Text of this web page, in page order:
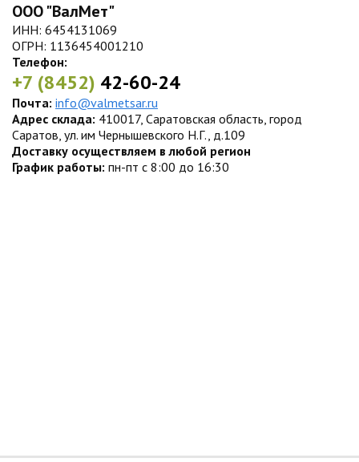
ООО "ВалМет"
ИНН: 6454131069
ОГРН: 1136454001210
Телефон:
+7 (8452) 42-60-24
Почта: info@valmetsar.ru
Адрес склада: 410017, Саратовская область, город
Саратов, ул. им Чернышевского Н.Г., д.109
Доставку осуществляем в любой регион
График работы: пн-пт с 8:00 до 16:30